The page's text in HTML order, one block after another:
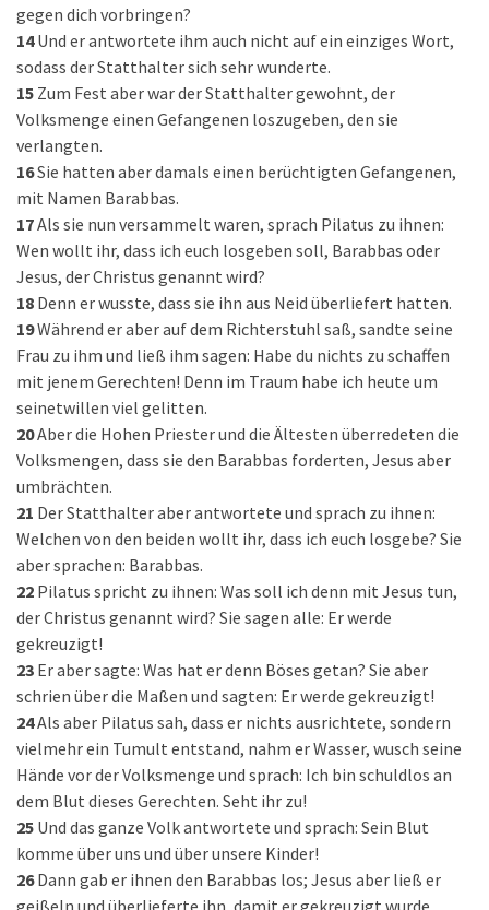
gegen dich vorbringen?
14 Und er antwortete ihm auch nicht auf ein einziges Wort,
sodass der Statthalter sich sehr wunderte.
15 Zum Fest aber war der Statthalter gewohnt, der
Volksmenge einen Gefangenen loszugeben, den sie
verlangten.
16Sie hatten aber damals einen berüchtigten Gefangenen,
mit Namen Barabbas.
17Als sie nun versammelt waren, sprach Pilatus zu ihnen:
Wen wollt ihr, dass ich euch losgeben soll, Barabbas oder
Jesus, der Christus genannt wird?
18 Denn er wusste, dass sie ihn aus Neid überliefert hatten.
19Während er aber auf dem Richterstuhl saß, sandte seine
Frau zu ihm und ließ ihm sagen: Habe du nichts zu schaffen
mit jenem Gerechten! Denn im Traum habe ich heute um
seinetwillen viel gelitten.
20Aber die Hohen Priester und die Ältesten überredeten die
Volksmengen, dass sie den Barabbas forderten, Jesus aber
umbrächten.
21 Der Statthalter aber antwortete und sprach zu ihnen:
Welchen von den beiden wollt ihr, dass ich euch losgebe? Sie
aber sprachen: Barabbas.
22 Pilatus spricht zu ihnen: Was soll ich denn mit Jesus tun,
der Christus genannt wird? Sie sagen alle: Er werde
gekreuzigt!
23 Er aber sagte: Was hat er denn Böses getan? Sie aber
schrien über die Maßen und sagten: Er werde gekreuzigt!
24Als aber Pilatus sah, dass er nichts ausrichtete, sondern
vielmehr ein Tumult entstand, nahm er Wasser, wusch seine
Hände vor der Volksmenge und sprach: Ich bin schuldlos an
dem Blut dieses Gerechten. Seht ihr zu!
25 Und das ganze Volk antwortete und sprach: Sein Blut
komme über uns und über unsere Kinder!
26 Dann gab er ihnen den Barabbas los; Jesus aber ließ er
geißeln und überlieferte ihn, damit er gekreuzigt wurde.